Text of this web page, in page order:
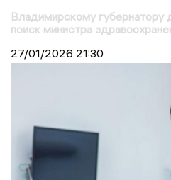
Владимирскому губернатору
поиск министра
27/01/2026 21:30